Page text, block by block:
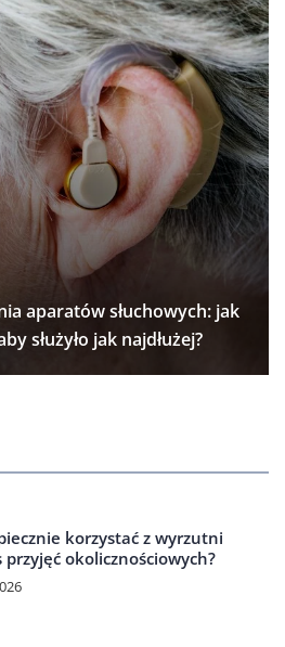
aparatów słuchowych: jak
służyło jak najdłużej?
korzystać z wyrzutni
przyjęć okolicznościowych?